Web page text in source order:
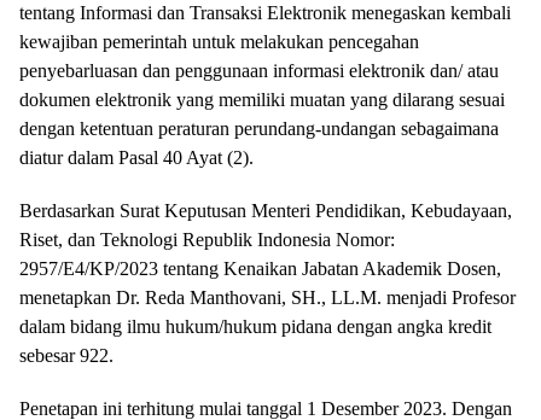
tentang Informasi dan Transaksi Elektronik menegaskan kembali
kewajiban pemerintah untuk melakukan pencegahan
penyebarluasan dan penggunaan informasi elektronik dan/ atau
dokumen elektronik yang memiliki muatan yang dilarang sesuai
dengan ketentuan peraturan perundang-undangan sebagaimana
diatur dalam Pasal 40 Ayat (2).
Berdasarkan Surat Keputusan Menteri Pendidikan, Kebudayaan,
Riset, dan Teknologi Republik Indonesia Nomor:
2957/E4/KP/2023 tentang Kenaikan Jabatan Akademik Dosen,
menetapkan Dr. Reda Manthovani, SH., LL.M. menjadi Profesor
dalam bidang ilmu hukum/hukum pidana dengan angka kredit
sebesar 922.
Penetapan ini terhitung mulai tanggal 1 Desember 2023. Dengan